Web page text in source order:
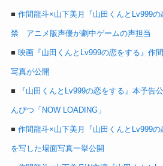
■ 作間龍斗×山下美月『山田くんとLv999
禁 アニメ版声優が劇中ゲームの声担当
■ 映画『山田くんとLv999の恋をする』作
写真が公開
■ 『山田くんとLv999の恋をする』本予
んぴつ「NOW LOADING」
■ 作間龍斗×山下美月『山田くんとLv999
を写した場面写真一挙公開